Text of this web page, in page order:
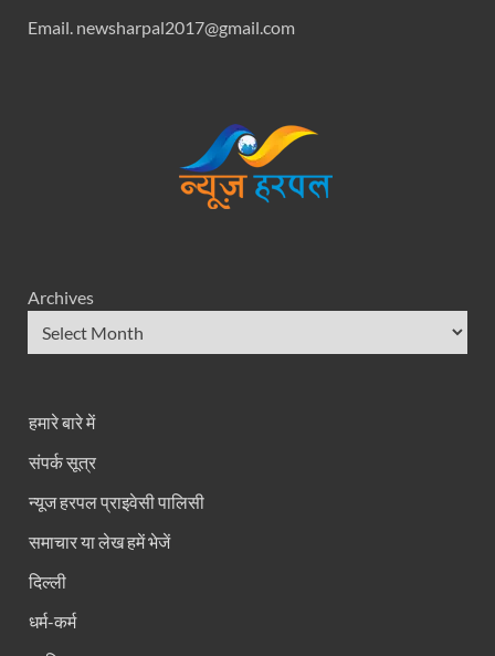
Email. newsharpal2017@gmail.com
Archives
हमारे बारे में
संपर्क सूत्र
न्यूज हरपल प्राइवेसी पालिसी
समाचार या लेख हमें भेजें
दिल्ली
धर्म-कर्म